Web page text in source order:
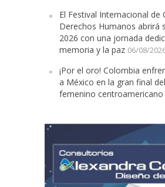
El Festival Internacional de
Derechos Humanos abrirá
2026 con una jornada
memoria y la paz 06/08/
¡Por el oro! Colombia
a México en la gran final
femenino centroamericano